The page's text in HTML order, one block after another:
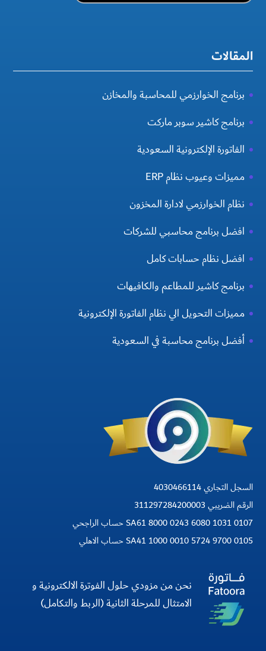
المقالات
برنامج الخوارزمي للمحاسبة والمخازن
برنامج كاشير سوبر ماركت
الفاتورة الإلكترونية السعودية
مميزات وعيوب نظام ERP
نظام الخوارزمي لادارة المخزون
افضل برنامج محاسبي للشركات
افضل نظام حسابات كامل
برنامج كاشير للمطاعم والكافيهات
مميزات التحويل الي نظام الفاتورة الإلكترونية
أفضل برنامج محاسبة في السعودية
السجل التجاري 4030466114
الرقم الضريبي 311297284200003
SA61 8000 0243 6080 1031 0107 حساب الراجحي
SA41 1000 0010 5724 9700 0105 حساب الاهلي
نحن من مزودي حلول الفوترة الالكترونية و
الامتثال للمرحلة الثانية (الربط والتكامل)